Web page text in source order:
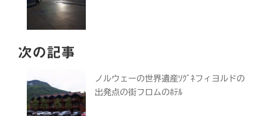
次の記事
ノルウェーの世界遺産ｿｸﾞﾈフィヨルドの
出発点の街フロムのﾎﾃﾙ